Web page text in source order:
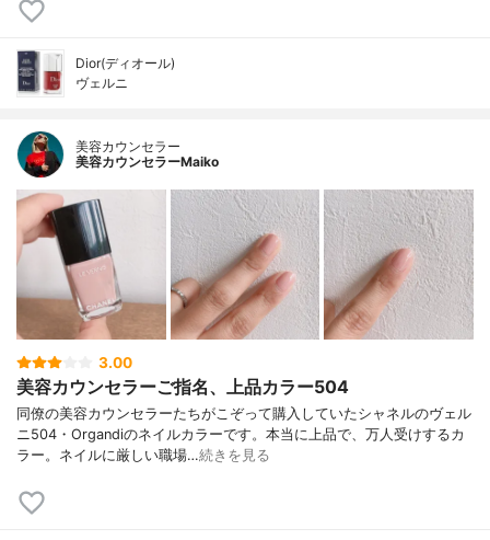
Dior(ディオール)
ヴェルニ
美容カウンセラー
美容カウンセラーMaiko
3.00
美容カウンセラーご指名、上品カラー504
同僚の美容カウンセラーたちがこぞって購入していたシャネルのヴェル
ニ504・Organdiのネイルカラーです。本当に上品で、万人受けするカ
ラー。ネイルに厳しい職場…続きを見る